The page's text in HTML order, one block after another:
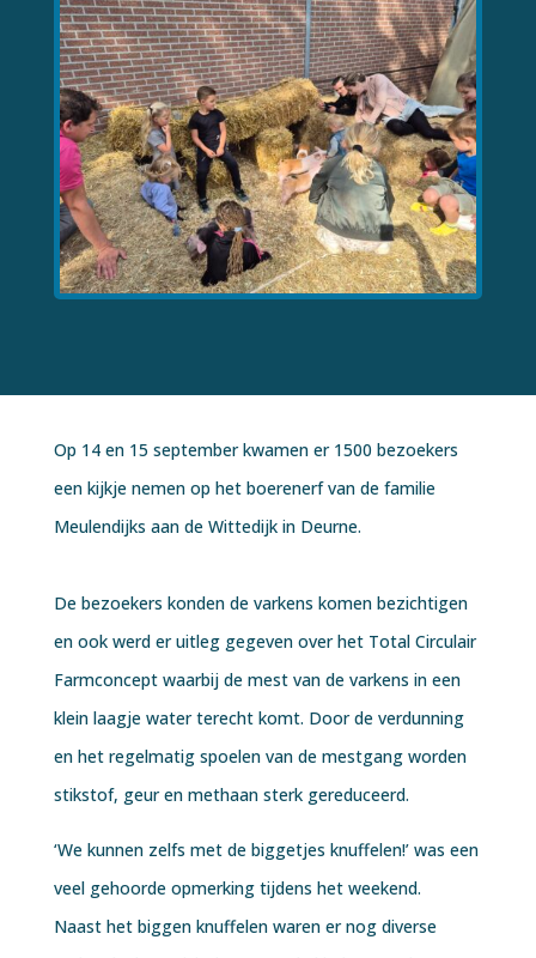
Op 14 en 15 september kwamen er 1500 bezoekers
een kijkje nemen op het boerenerf van de familie
Meulendijks aan de Wittedijk in Deurne.
De bezoekers konden de varkens komen bezichtigen
en ook werd er uitleg gegeven over het Total Circulair
Farmconcept waarbij de mest van de varkens in een
klein laagje water terecht komt. Door de verdunning
en het regelmatig spoelen van de mestgang worden
stikstof, geur en methaan sterk gereduceerd.
‘We kunnen zelfs met de biggetjes knuffelen!’ was een
veel gehoorde opmerking tijdens het weekend.
Naast het biggen knuffelen waren er nog diverse